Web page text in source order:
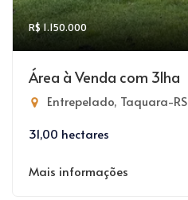
R$ 1.150.000
Área à Venda com 31ha
Entrepelado, Taquara-RS
31,00 hectares
Mais informações